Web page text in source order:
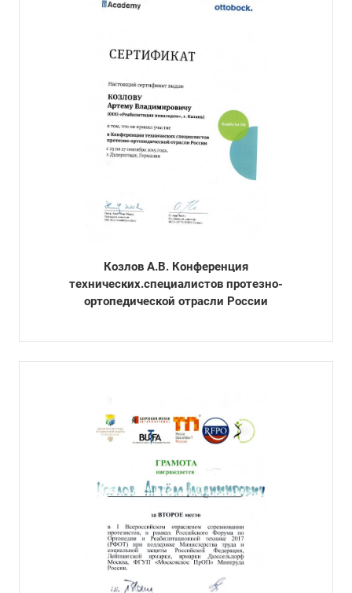
Козлов А.В. Конференция
технических.специалистов протезно-
ортопедической отрасли России